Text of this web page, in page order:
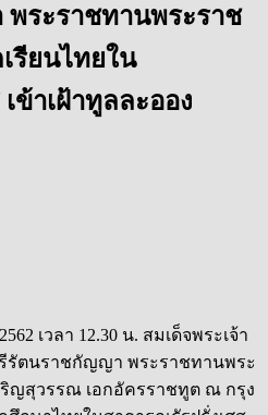
ระราชทานพระราช
รียนไทยใน
ข้าเฝ้าทูลละออง
เวลา 12.30 น. สมเด็จพระเจ้า
รัตนราชกัญญา พระราชทานพระ
ญสุวรรณ เอกอัครราชทูต ณ กรุง